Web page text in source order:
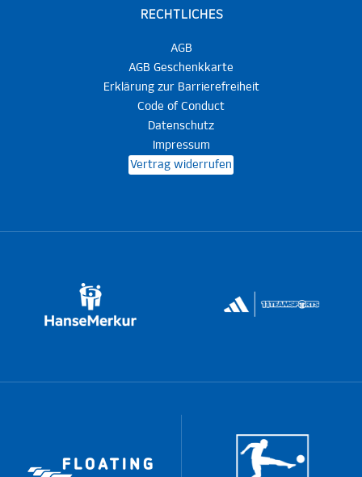
RECHTLICHES
AGB
AGB Geschenkkarte
Erklärung zur Barrierefreiheit
Code of Conduct
Datenschutz
Impressum
Vertrag widerrufen